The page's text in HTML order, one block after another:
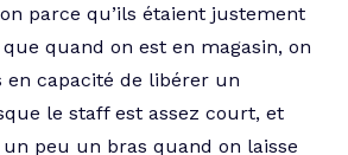
parce qu’ils étaient justement
quand on est en magasin, on
en capacité de libérer un
le staff est assez court, et
peu un bras quand on laisse